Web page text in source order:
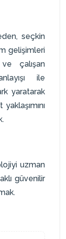
seçkin
gelişimleri
çalışan
ile
yaratarak
uzman
güvenilir